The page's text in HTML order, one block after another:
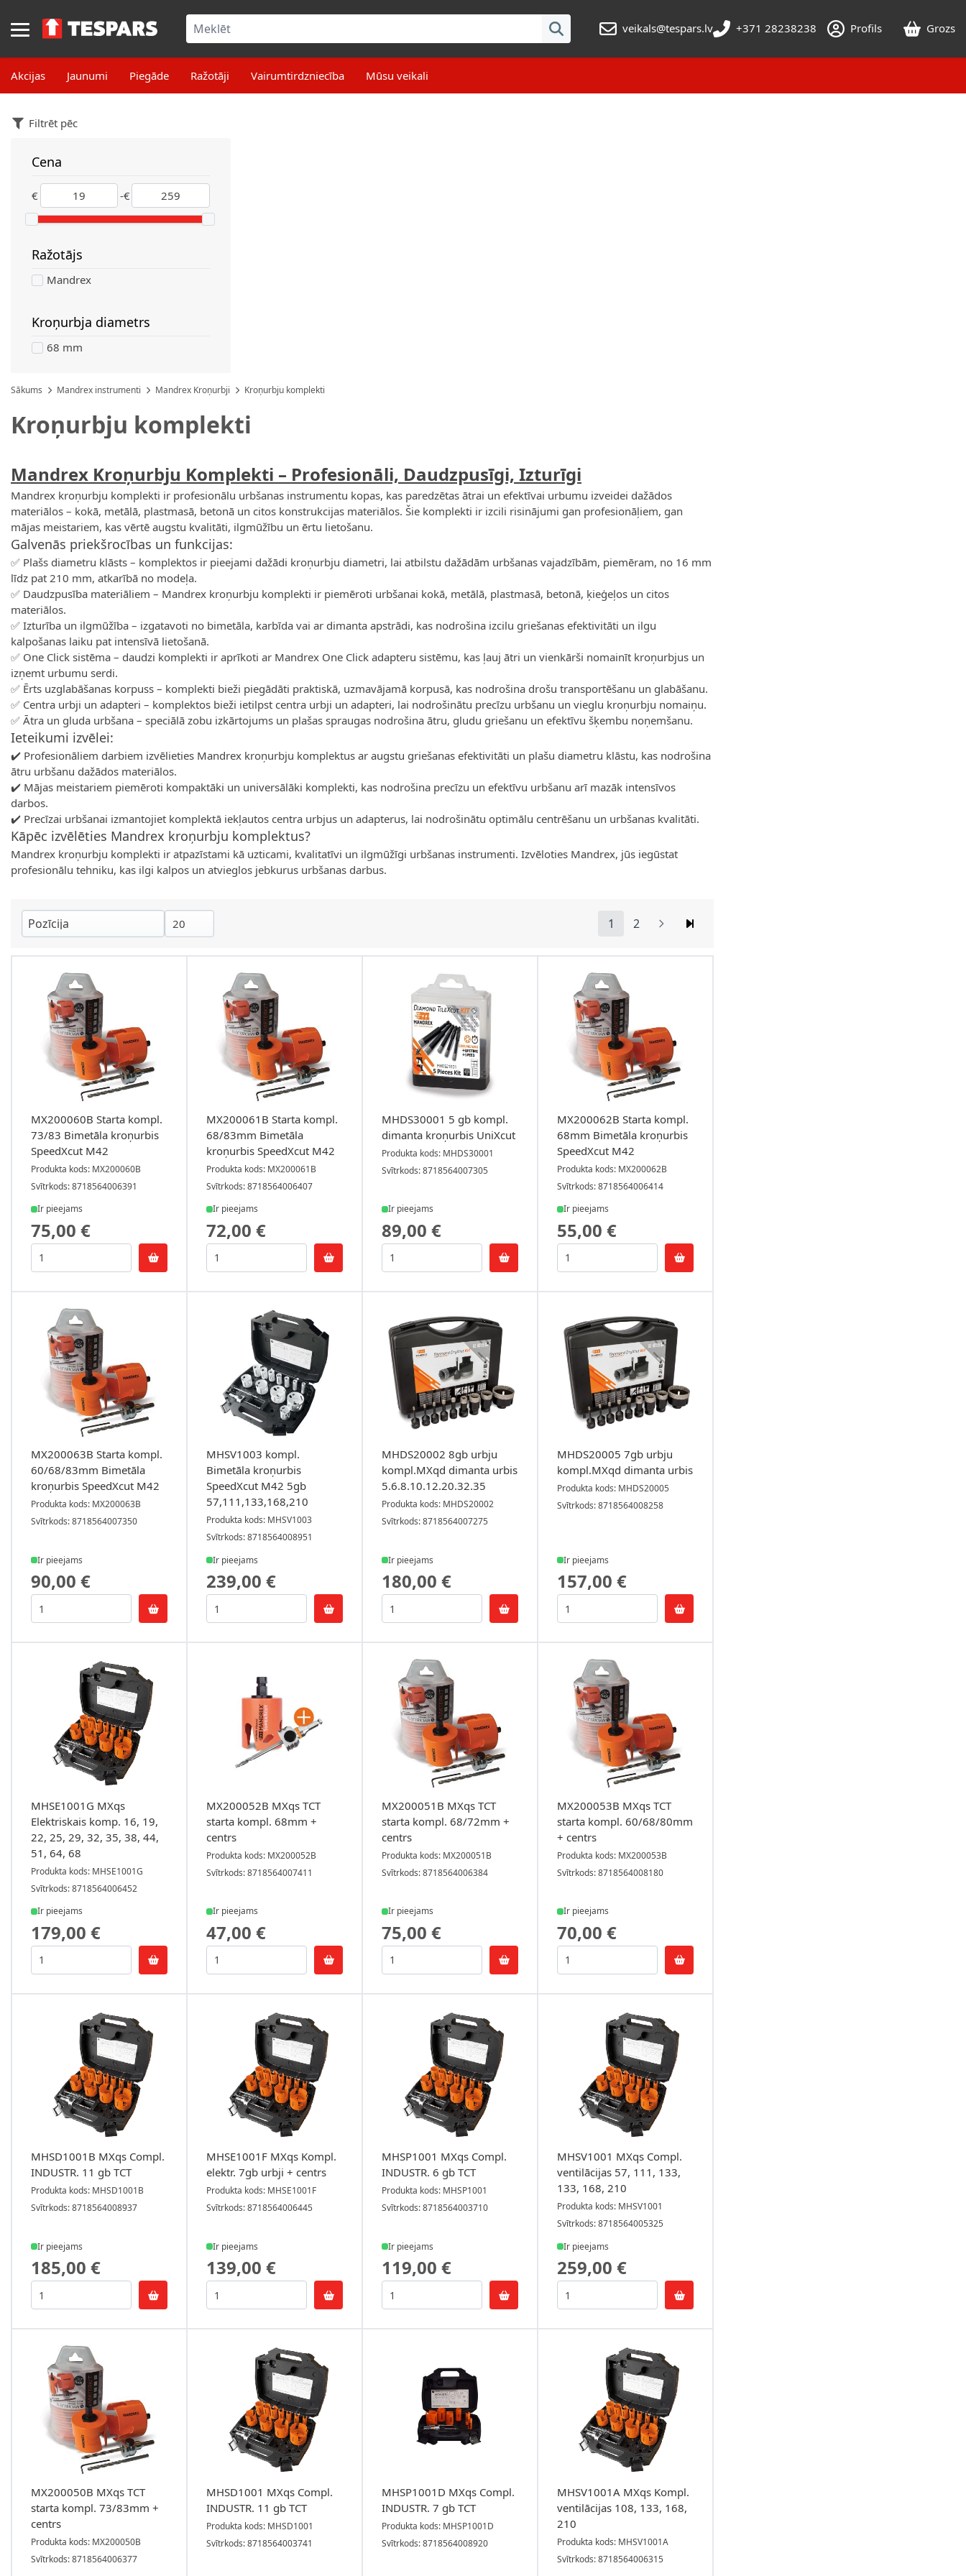
veikals@tespars.lv
+371 28238238 Profils Grozs
Akcijas Jaunumi Piegāde Ražotāji Vairumtirdzniecība Mūsu veikali
Filtrēt pēc
Cena
filter
€ -€
Ražotājs
filter
Mandrex
Kroņurbja diametrs
filter
68 mm
Sākums Mandrex instrumenti Mandrex Kroņurbji Kroņurbju komplekti
Kroņurbju komplekti
Mandrex Kroņurbju Komplekti – Profesionāli, Daudzpusīgi, Izturīgi
Mandrex kroņurbju komplekti ir profesionālu urbšanas instrumentu kopas, kas paredzētas ātrai un efektīvai urbumu izveidei dažādos
materiālos – kokā, metālā, plastmasā, betonā un citos konstrukcijas materiālos. Šie komplekti ir izcili risinājumi gan profesionāļiem, gan
mājas meistariem, kas vērtē augstu kvalitāti, ilgmūžību un ērtu lietošanu.
Galvenās priekšrocības un funkcijas:
✅ Plašs diametru klāsts – komplektos ir pieejami dažādi kroņurbju diametri, lai atbilstu dažādām urbšanas vajadzībām, piemēram, no 16 mm
līdz pat 210 mm, atkarībā no modeļa.
✅ Daudzpusība materiāliem – Mandrex kroņurbju komplekti ir piemēroti urbšanai kokā, metālā, plastmasā, betonā, ķieģeļos un citos
materiālos.
✅ Izturība un ilgmūžība – izgatavoti no bimetāla, karbīda vai ar dimanta apstrādi, kas nodrošina izcilu griešanas efektivitāti un ilgu
kalpošanas laiku pat intensīvā lietošanā.
✅ One Click sistēma – daudzi komplekti ir aprīkoti ar Mandrex One Click adapteru sistēmu, kas ļauj ātri un vienkārši nomainīt kroņurbjus un
izņemt urbumu serdi.
✅ Ērts uzglabāšanas korpuss – komplekti bieži piegādāti praktiskā, uzmavājamā korpusā, kas nodrošina drošu transportēšanu un glabāšanu.
✅ Centra urbji un adapteri – komplektos bieži ietilpst centra urbji un adapteri, lai nodrošinātu precīzu urbšanu un vieglu kroņurbju nomaiņu.
✅ Ātra un gluda urbšana – speciālā zobu izkārtojums un plašas spraugas nodrošina ātru, gludu griešanu un efektīvu šķembu noņemšanu.
Ieteikumi izvēlei:
✔️ Profesionāliem darbiem izvēlieties Mandrex kroņurbju komplektus ar augstu griešanas efektivitāti un plašu diametru klāstu, kas nodrošina
ātru urbšanu dažādos materiālos.
✔️ Mājas meistariem piemēroti kompaktāki un universālāki komplekti, kas nodrošina precīzu un efektīvu urbšanu arī mazāk intensīvos
darbos.
✔️ Precīzai urbšanai izmantojiet komplektā iekļautos centra urbjus un adapterus, lai nodrošinātu optimālu centrēšanu un urbšanas kvalitāti.
Kāpēc izvēlēties Mandrex kroņurbju komplektus?
Mandrex kroņurbju komplekti ir atpazīstami kā uzticami, kvalitatīvi un ilgmūžīgi urbšanas instrumenti. Izvēloties Mandrex, jūs iegūstat
profesionālu tehniku, kas ilgi kalpos un atvieglos jebkurus urbšanas darbus.
You're currently reading page
1 Lapa
2
MX200060B Starta kompl.
73/83 Bimetāla kroņurbis
SpeedXcut M42
Produkta kods: MX200060B
Svītrkods: 8718564006391
Ir pieejams
75,00 €
MX200061B Starta kompl.
68/83mm Bimetāla
kroņurbis SpeedXcut M42
Produkta kods: MX200061B
Svītrkods: 8718564006407
Ir pieejams
72,00 €
MHDS30001 5 gb kompl.
dimanta kroņurbis UniXcut
Produkta kods: MHDS30001
Svītrkods: 8718564007305
Ir pieejams
89,00 €
MX200062B Starta kompl.
68mm Bimetāla kroņurbis
SpeedXcut M42
Produkta kods: MX200062B
Svītrkods: 8718564006414
Ir pieejams
55,00 €
MX200063B Starta kompl.
60/68/83mm Bimetāla
kroņurbis SpeedXcut M42
Produkta kods: MX200063B
Svītrkods: 8718564007350
Ir pieejams
90,00 €
MHSV1003 kompl.
Bimetāla kroņurbis
SpeedXcut M42 5gb
57,111,133,168,210
Produkta kods: MHSV1003
Svītrkods: 8718564008951
Ir pieejams
239,00 €
MHDS20002 8gb urbju
kompl.MXqd dimanta urbis
5.6.8.10.12.20.32.35
Produkta kods: MHDS20002
Svītrkods: 8718564007275
Ir pieejams
180,00 €
MHDS20005 7gb urbju
kompl.MXqd dimanta urbis
Produkta kods: MHDS20005
Svītrkods: 8718564008258
Ir pieejams
157,00 €
MHSE1001G MXqs
Elektriskais komp. 16, 19,
22, 25, 29, 32, 35, 38, 44,
51, 64, 68
Produkta kods: MHSE1001G
Svītrkods: 8718564006452
Ir pieejams
179,00 €
MX200052B MXqs TCT
starta kompl. 68mm +
centrs
Produkta kods: MX200052B
Svītrkods: 8718564007411
Ir pieejams
47,00 €
MX200051B MXqs TCT
starta kompl. 68/72mm +
centrs
Produkta kods: MX200051B
Svītrkods: 8718564006384
Ir pieejams
75,00 €
MX200053B MXqs TCT
starta kompl. 60/68/80mm
+ centrs
Produkta kods: MX200053B
Svītrkods: 8718564008180
Ir pieejams
70,00 €
MHSD1001B MXqs Compl.
INDUSTR. 11 gb TCT
Produkta kods: MHSD1001B
Svītrkods: 8718564008937
Ir pieejams
185,00 €
MHSE1001F MXqs Kompl.
elektr. 7gb urbji + centrs
Produkta kods: MHSE1001F
Svītrkods: 8718564006445
Ir pieejams
139,00 €
MHSP1001 MXqs Compl.
INDUSTR. 6 gb TCT
Produkta kods: MHSP1001
Svītrkods: 8718564003710
Ir pieejams
119,00 €
MHSV1001 MXqs Compl.
ventilācijas 57, 111, 133,
133, 168, 210
Produkta kods: MHSV1001
Svītrkods: 8718564005325
Ir pieejams
259,00 €
MX200050B MXqs TCT
starta kompl. 73/83mm +
centrs
Produkta kods: MX200050B
Svītrkods: 8718564006377
MHSD1001 MXqs Compl.
INDUSTR. 11 gb TCT
Produkta kods: MHSD1001
Svītrkods: 8718564003741
MHSP1001D MXqs Compl.
INDUSTR. 7 gb TCT
Produkta kods: MHSP1001D
Svītrkods: 8718564008920
MHSV1001A MXqs Kompl.
ventilācijas 108, 133, 168,
210
Produkta kods: MHSV1001A
Svītrkods: 8718564006315